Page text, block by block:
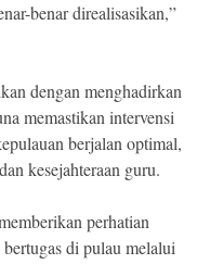
benar direalisasikan,”
dengan menghadirkan
memastikan intervensi
berjalan optimal,
kesejahteraan guru.
perhatian
bertugas di pulau melalui